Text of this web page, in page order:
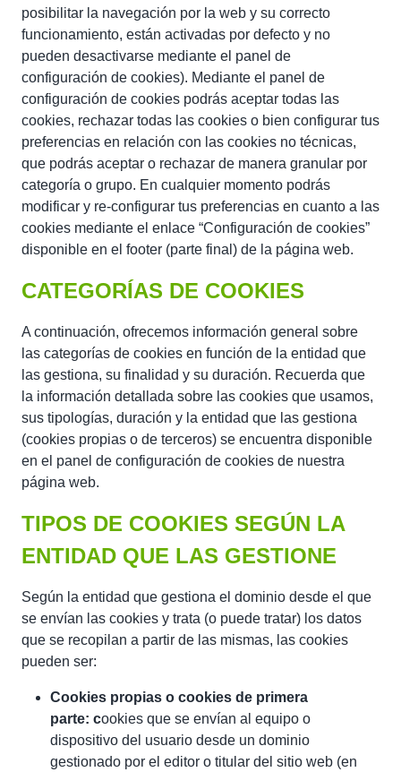
posibilitar la navegación por la web y su correcto
funcionamiento, están activadas por defecto y no
pueden desactivarse mediante el panel de
configuración de cookies). Mediante el panel de
configuración de cookies podrás aceptar todas las
cookies, rechazar todas las cookies o bien configurar tus
preferencias en relación con las cookies no técnicas,
que podrás aceptar o rechazar de manera granular por
categoría o grupo. En cualquier momento podrás
modificar y re-configurar tus preferencias en cuanto a las
cookies mediante el enlace “Configuración de cookies”
disponible en el footer (parte final) de la página web.
CATEGORÍAS DE COOKIES
A continuación, ofrecemos información general sobre
las categorías de cookies en función de la entidad que
las gestiona, su finalidad y su duración. Recuerda que
la información detallada sobre las cookies que usamos,
sus tipologías, duración y la entidad que las gestiona
(cookies propias o de terceros) se encuentra disponible
en el panel de configuración de cookies de nuestra
página web.
TIPOS DE COOKIES SEGÚN LA
ENTIDAD QUE LAS GESTIONE
Según la entidad que gestiona el dominio desde el que
se envían las cookies y trata (o puede tratar) los datos
que se recopilan a partir de las mismas, las cookies
pueden ser:
Cookies propias o cookies de primera
parte: cookies que se envían al equipo o
dispositivo del usuario desde un dominio
gestionado por el editor o titular del sitio web (en